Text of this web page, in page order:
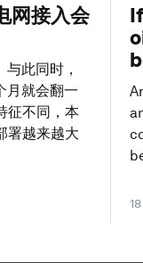
网接入会
此同时，
月就会翻一
征不同，本
署越来越大